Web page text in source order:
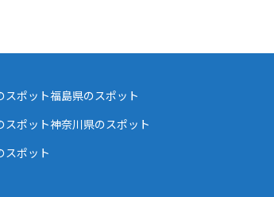
スポット福島県のスポット
スポット神奈川県のスポット
スポット